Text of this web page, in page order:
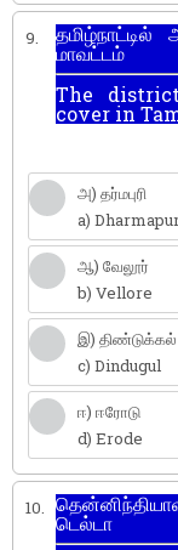
9.
மாவட்டம்
The
cover in
அ) தர்மபுரி
a)
ஆ) வேலூர்
b) Vellore
இ) திண்டுக்கல்
c) Dindugul
ஈ) ஈரோடு
d) Erode
10.
டெல்டா